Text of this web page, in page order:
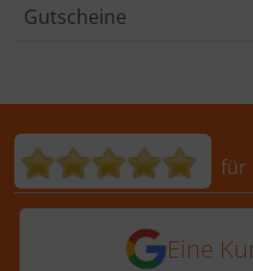
Gutscheine
für
5 von 5Eine